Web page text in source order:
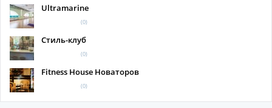
Ultramarine
(0)
Стиль-клуб
(0)
Fitness House Новаторов
(0)